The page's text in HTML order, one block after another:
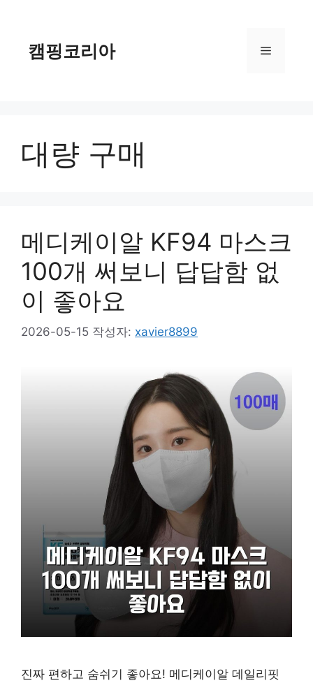
캠핑코리아 메
대량 구매
메디케이알 KF94 마스크
100개 써보니 답답함 없
이 좋아요
2026-05-15 작성자: xavier8899
진짜 편하고 숨쉬기 좋아요! 메디케이알 데일리핏